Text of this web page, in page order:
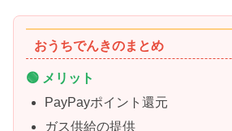
おうちでんきのまとめ
🟢 メリット
PayPayポイント還元
ガス供給の提供